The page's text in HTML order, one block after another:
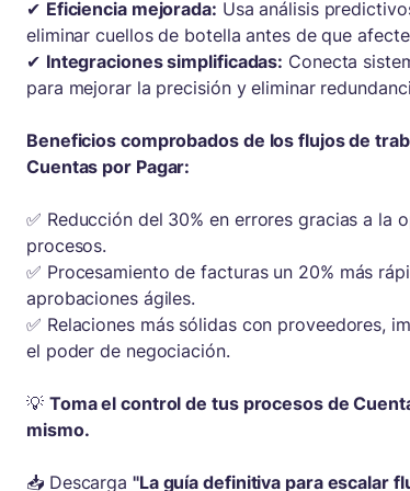
✔ Eficiencia mejorada: Usa análisis
eliminar cuellos de botella antes de que
✔ Integraciones simplificadas: Conecta
para mejorar la precisión y eliminar
Beneficios comprobados de los flujos de
Cuentas por Pagar:
✅ Reducción del 30% en errores gracias a la
procesos.
✅ Procesamiento de facturas un 20% más
aprobaciones ágiles.
✅ Relaciones más sólidas con proveedores,
el poder de negociación.
💡 Toma el control de tus procesos de
mismo.
📥 Descarga "La guía definitiva para escalar